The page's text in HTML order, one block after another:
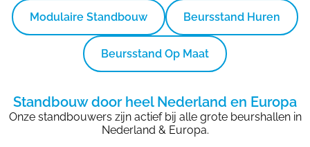
Modulaire Standbouw Beursstand Huren
Beursstand Op Maat
Standbouw door heel Nederland en Europa
Onze standbouwers zijn actief bij alle grote beurshallen in
Nederland & Europa.